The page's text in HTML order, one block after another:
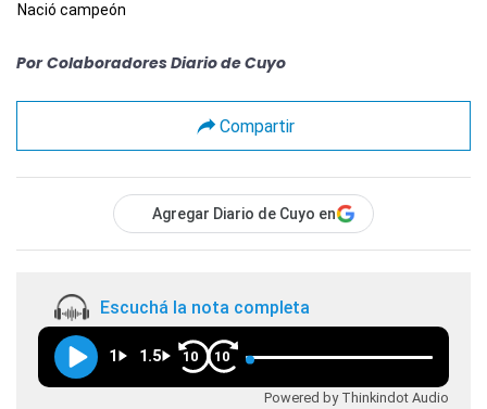
Nació campeón
Por Colaboradores Diario de Cuyo
Compartir
Agregar Diario de Cuyo en
Escuchá la nota completa
1 1.5 10 10
Powered by Thinkindot Audio